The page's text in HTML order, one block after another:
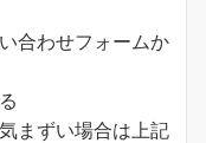
合わせフォームか
まずい場合は上記